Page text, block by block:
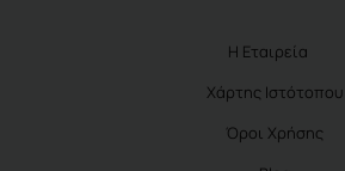
Η Εταιρεία
Χάρτης Ιστότοπου
Όροι Χρήσης